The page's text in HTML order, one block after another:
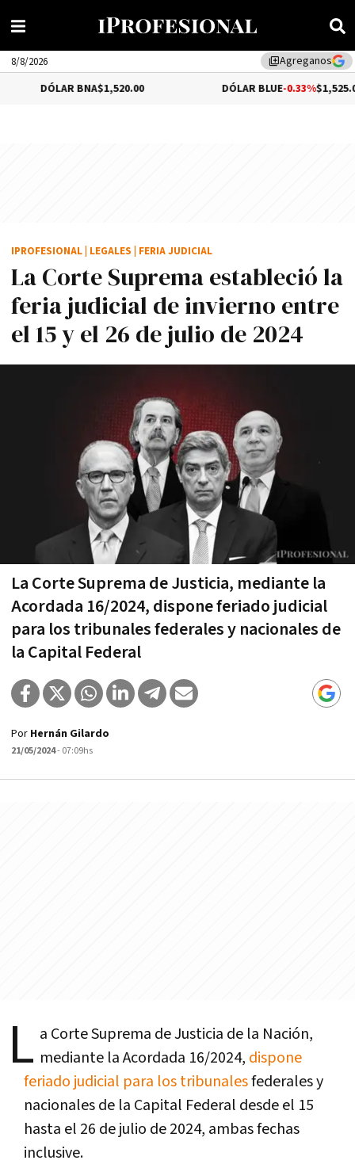
library_addAgreganos
8/8/2026
BNA$1,520.00 DÓLAR BLUE-0.33%$1,525.00
La Corte Suprema estableció la
feria judicial de invierno entre
el 15 y el 26 de julio de 2024
La Corte Suprema de Justicia, mediante la
Acordada 16/2024, dispone feriado judicial
para los tribunales federales y nacionales de
la Capital Federal
IPROFESIONAL LEGALES FERIA JUDICIAL
Por Hernán Gilardo
21/05/2024- 07:09hs
L a Corte Suprema de Justicia de la Nación,
mediante la Acordada 16/2024, dispone
feriado judicial para los tribunalesfederales y
nacionales de la Capital Federal desde el 15
hasta el 26 de julio de 2024, ambas fechas
inclusive.